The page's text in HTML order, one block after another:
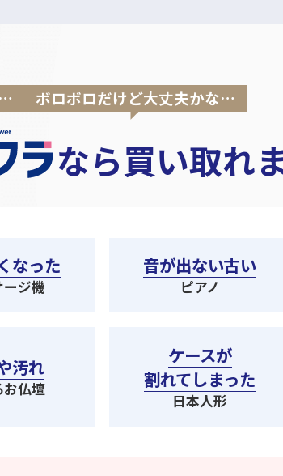
ボロボロだけど大丈夫かな…
なら買い取れ
なった
ジ機
音が出ない古い
ピアノ
汚れ
仏壇
ケースが
割れてしまった
日本人形